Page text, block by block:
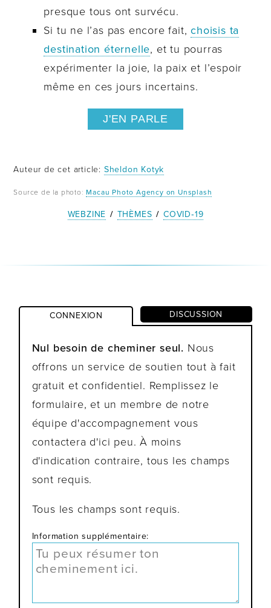
presque tous ont survécu.
Si tu ne l’as pas encore fait,choisis ta
destination éternelle, et tu pourras
expérimenter la joie, la paix et l’espoir
même en ces jours incertains.
J'EN PARLE
Auteur de cet article: Sheldon Kotyk
Source de la photo: Macau Photo Agency on Unsplash
WEBZINE / THÈMES / COVID‑19
CONNEXION DISCUSSION
Nul besoin de cheminer seul. Nous
offrons un service de soutien tout à fait
gratuit et confidentiel. Remplissez le
formulaire, et un membre de notre
équipe d'accompagnement vous
contactera d'ici peu. À moins
d'indication contraire, tous les champs
sont requis.
Tous les champs sont requis.
Information supplémentaire: